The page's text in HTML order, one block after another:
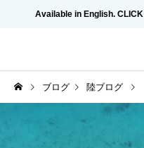
Available in English.
ブログ 陸ブログ